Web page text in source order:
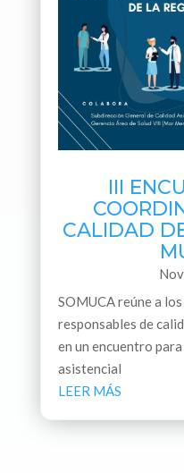
III
CALIDAD
SOMUCA reúne a
responsables de
en un encuentro
asistencial
LEER MÁS